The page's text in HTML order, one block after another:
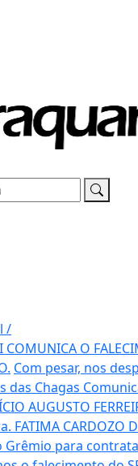
/
COMUNICA O
Com pesar, nos
das Chagas
AUGUSTO
FATIMA CARDOZO
Grêmio para